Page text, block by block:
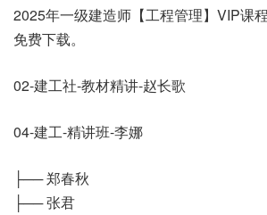
2025年一级建造师【工程管理】VIP课
免费下载。
02-建工社-教材精讲-赵长歌
04-建工-精讲班-李娜
├── 郑春秋
├── 张君